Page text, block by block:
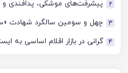
2 پیشرفت‌های موشکی، پدافندی
3 چهل‌ و سومین سالگرد شهادت
4 گرانی در بازار اقلام اساسی به